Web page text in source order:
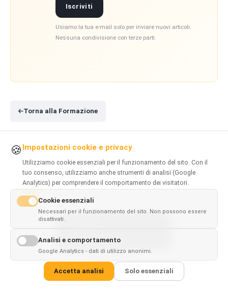
Iscriviti
Usiamo la tua e-mail solo per inviare nuovi articoli.
Nessuna condivisione con terze parti.
Torna alla Formazione
IN QUESTA PAGINA
ChatGPT contro Perplexity: differenze chiave
Per cosa e ideale ChatGPT?
Per cosa e ideale Perplexity?
available inEnglish
🍪 Impostazioni cookie e privacy
Utilizziamo cookie essenziali per il funzionamento del sito. Con il
tuo consenso, utilizziamo anche strumenti di analisi (Google
Analytics) per comprendere il comportamento dei visitatori.
Cookie essenziali
Necessari per il funzionamento del sito. Non possono essere
disattivati.
Analisi e comportamento
Google Analytics - dati di utilizzo anonimi.
Accetta analisi Solo essenziali